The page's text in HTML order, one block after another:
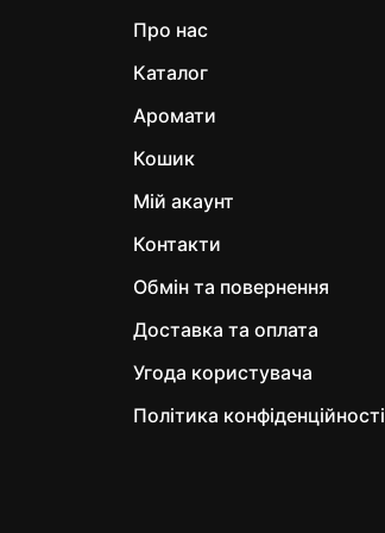
Про нас
Каталог
Аромати
Кошик
Мій акаунт
Контакти
Обмін та повернення
Доставка та оплата
Угода користувача
Політика конфіденційності